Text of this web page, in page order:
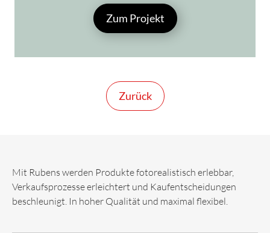
Zum Projekt
Zurück
Mit Rubens werden Produkte fotorealistisch erlebbar,
Verkaufsprozesse erleichtert und Kaufentscheidungen
beschleunigt. In hoher Qualität und maximal flexibel.